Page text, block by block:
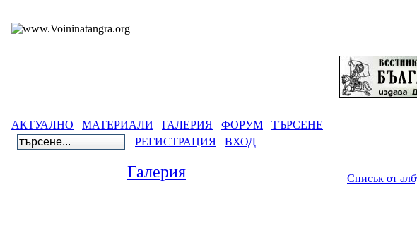
АКТУАЛНО МАТЕРИАЛИ ГАЛЕРИЯ ФОРУМ
ТЪРСЕНЕ
РЕГИСТРАЦИЯ
ВХОД
Галерия Списък от